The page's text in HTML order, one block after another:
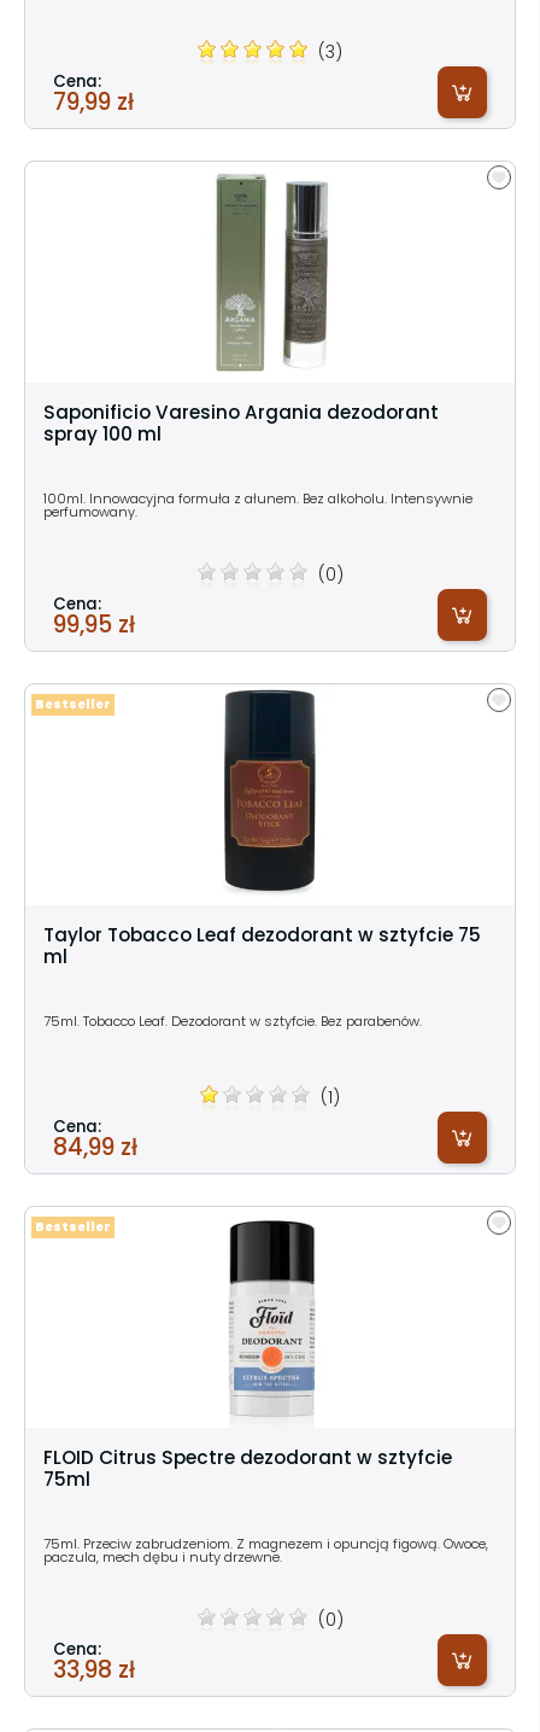
(3)
Cena:
79,99 zł
Saponificio Varesino Argania dezodorant
spray 100 ml
100ml. Innowacyjna formuła z ałunem. Bez alkoholu. Intensywnie
perfumowany.
(0)
Cena:
99,95 zł
Taylor Tobacco Leaf dezodorant w sztyfcie 75
ml
75ml. Tobacco Leaf. Dezodorant w sztyfcie. Bez parabenów.
(1)
Cena:
84,99 zł
Bestseller
FLOID Citrus Spectre dezodorant w sztyfcie
75ml
75ml. Przeciw zabrudzeniom. Z magnezem i opuncją figową. Owoce,
paczula, mech dębu i nuty drzewne.
(0)
Cena:
33,98 zł
Bestseller